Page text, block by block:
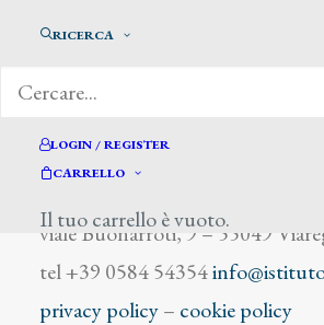
RICERCA
LOGIN / REGISTER
CARRELLO
Il tuo carrello è vuoto.
viale Buonarroti, 9 – 55049
tel +39 0584 54354
privacy policy– cookie policy